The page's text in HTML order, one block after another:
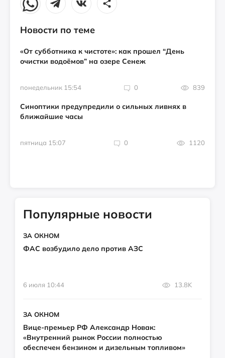
Новости по теме
«От субботника к чистоте»: как прошел “День
очистки водоёмов” на озере Сенеж
понедельник 15:54 0 839
Синоптики предупредили о сильных ливнях в
ближайшие часы
пятница 15:07 0 1120
Популярные новости
ЗА ОКНОМ
ФАС возбудило дело против АЗС
6 июля 10:44 13.8K
ЗА ОКНОМ
Вице-премьер РФ Александр Новак:
«Внутренний рынок России полностью
обеспечен бензином и дизельным топливом»